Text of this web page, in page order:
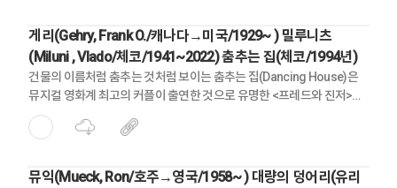
게리(Gehry, Frank O./캐나다→미국/1929~ ) 밀루니츠
(Miluni , Vlado/체코/1941~2022) 춤추는 집(체코/1994년)
건물의 이름처럼 춤추는 것처럼 보이는 춤추는 집(Dancing House)은
뮤지컬 영화계 최고의 커플이 출연한 것으로 유명한 <프레드와 진저>
에서 영감을 받아 제작되었다.
뮤익(Mueck, Ron/호주→영국/1958~ ) 대량의 덩어리(유리